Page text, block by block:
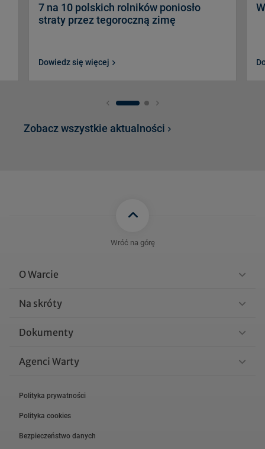
7 na 10 polskich rolników poniosło
straty przez tegoroczną zimę
Dowiedz się więcej
Zobacz wszystkie aktualności
Wróć na górę
O Warcie
Na skróty
Dokumenty
Agenci Warty
Polityka prywatności
Polityka cookies
Bezpieczeństwo danych